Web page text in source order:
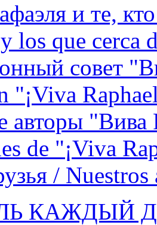
и те,
los que cerca
совет
"¡Viva
авторы "Вива
de "¡Viva
/ Nuestros
КАЖДЫЙ